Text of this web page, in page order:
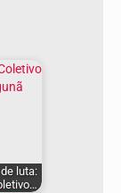
luta: